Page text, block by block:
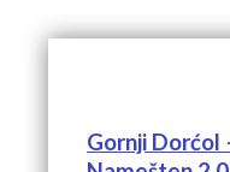
Gornji Dorćol